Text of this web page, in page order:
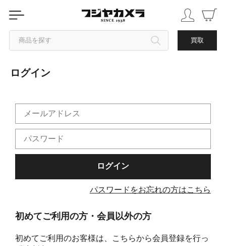
商品を探す 買取
カテゴリから探す
中古品を探す
ログイン
パスワードをお忘れの方はこちら
初めてご利用の方・会員以外の方
初めてご利用のお客様は、こちらから会員登録を行っ